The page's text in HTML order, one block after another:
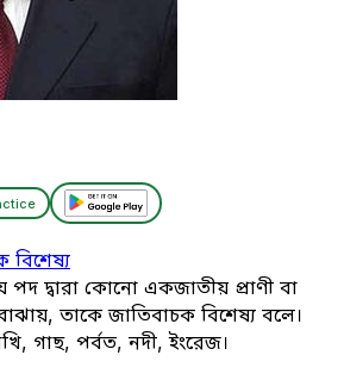
বিশেষ্য
পদ দ্বারা কোনো একজাতীয় প্রাণী বা
তাকে জাতিবাচক বিশেষ্য বলে।
গাছ, পর্বত, নদী, ইংরেজ।